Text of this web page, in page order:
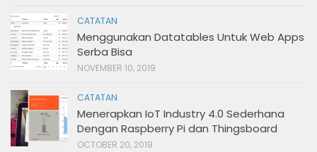
CATATAN
Menggunakan Datatables Untuk Web Apps
Serba Bisa
NOVEMBER 10, 2019
CATATAN
Menerapkan IoT Industry 4.0 Sederhana
Dengan Raspberry Pi dan Thingsboard
OCTOBER 20, 2019